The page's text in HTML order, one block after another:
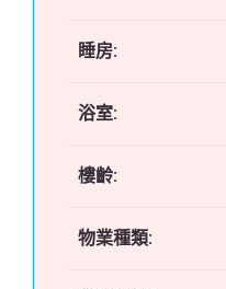
睡房:
浴室:
樓齡:
物業種類: